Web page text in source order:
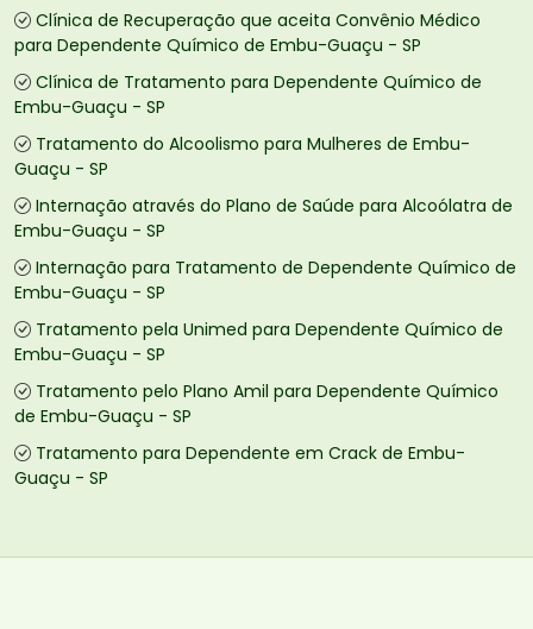
Clínica de Recuperação que aceita Convênio Médico
para Dependente Químico de Embu-Guaçu - SP
Clínica de Tratamento para Dependente Químico de
Embu-Guaçu - SP
Tratamento do Alcoolismo para Mulheres de Embu-
Guaçu - SP
Internação através do Plano de Saúde para Alcoólatra de
Embu-Guaçu - SP
Internação para Tratamento de Dependente Químico de
Embu-Guaçu - SP
Tratamento pela Unimed para Dependente Químico de
Embu-Guaçu - SP
Tratamento pelo Plano Amil para Dependente Químico
de Embu-Guaçu - SP
Tratamento para Dependente em Crack de Embu-
Guaçu - SP